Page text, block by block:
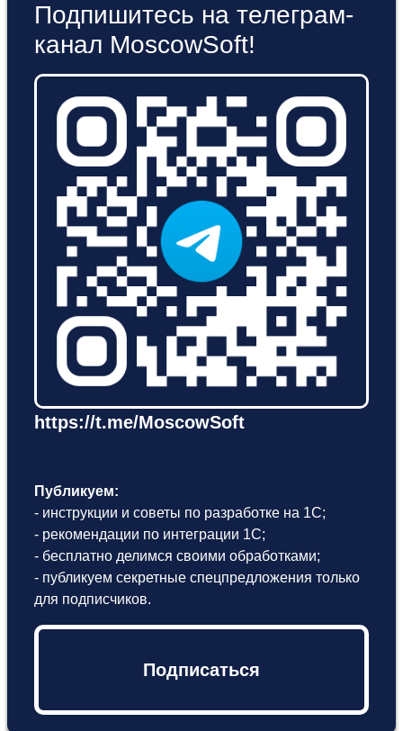
Подпишитесь на телеграм-
канал MoscowSoft!
https://t.me/MoscowSoft
Публикуем:
- инструкции и советы по разработке на 1С;
- рекомендации по интеграции 1С;
- бесплатно делимся своими обработками;
- публикуем секретные спецпредложения только
для подписчиков.
Подписаться